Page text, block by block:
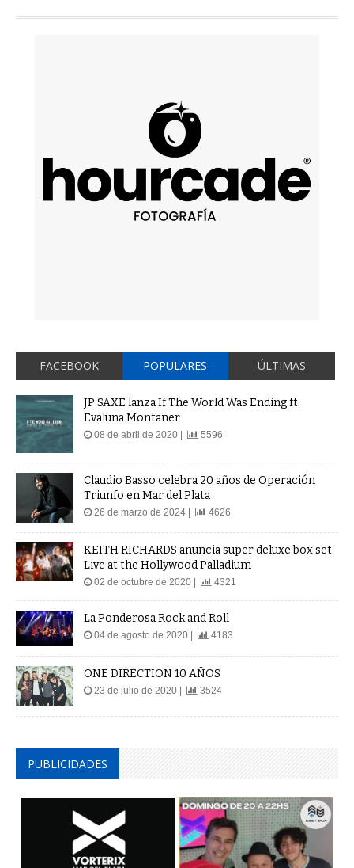
FACEBOOK POPULARES ÚLTIMAS
JP SAXE lanza If The World Was Ending ft.
Evaluna Montaner
08 de abril de 2020 | 5596
Claudio Basso celebra 20 años de Operación
Triunfo en Mar del Plata
26 de marzo de 2024 | 4626
KEITH RICHARDS anuncia super deluxe box set
Live at the Hollywood Palladium
02 de octubre de 2020 | 4321
La Ponderosa Rock and Roll
04 de agosto de 2020 | 4183
ONE DIRECTION 10 AÑOS
23 de julio de 2020 | 3524
PUBLICIDADES